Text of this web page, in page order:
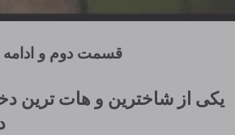
قسمت دوم و
یکی از شاخترین و هات ترین